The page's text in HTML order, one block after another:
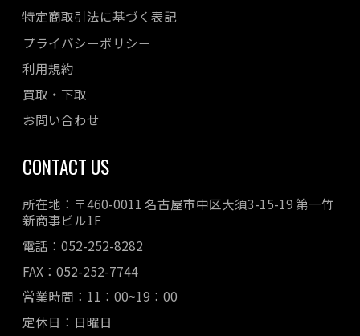
特定商取引法に基づく表記
プライバシーポリシー
利用規約
買取・下取
お問い合わせ
CONTACT US
所在地：〒460-0011 名古屋市中区大須3-15-19 第一竹
新商事ビル1F
電話：052-252-8282
FAX：052-252-7744
営業時間：11：00~19：00
定休日：日曜日